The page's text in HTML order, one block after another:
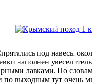
под навесы
наполнен
лавками. По
выходным тут очень